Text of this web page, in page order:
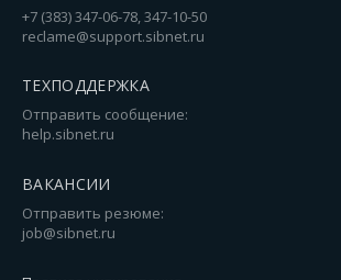
+7 (383) 347-06-78, 347-10-50
reclame@support.sibnet.ru
ТЕХПОДДЕРЖКА
Отправить сообщение:
help.sibnet.ru
ВАКАНСИИ
Отправить резюме:
job@sibnet.ru